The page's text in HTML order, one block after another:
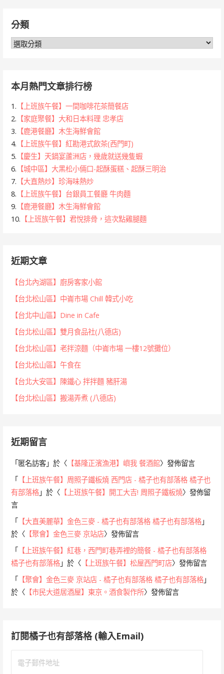
字:分類
分
本月熱門文章排行榜
1. 【上班族午餐】一間咖啡花茶簡餐店
2. 【家庭聚餐】大和日本料理 忠孝店
3. 【鹿港餐廳】木生海鮮會館
4. 【上班族午餐】紅勘港式飲茶(西門町)
5. 【慶生】天鍋宴蘆洲店，幾歲就送幾隻蝦
6. 【城中區】大黑松小倆口-起酥蛋糕、起酥三明治
7. 【大直熱炒】珍海味熱炒
8. 【上班族午餐】台銀員工餐廳 牛肉麵
9. 【鹿港餐廳】木生海鮮會館
10. 【上班族午餐】君悅排骨，這次點雞腿麵
近期文章
【台北內湖區】廚房客家小館
【台北松山區】中崙市場 Chill 韓式小吃
【台北中山區】Dine in Cafe
【台北松山區】雙月食品社(八德店)
【台北松山區】老拌涼麵（中崙市場 一樓12號攤位）
【台北松山區】午食在
【台北大安區】陳鐵心 拌拌麵 豬肝湯
【台北松山區】搬湯弄煮 (八德店)
近期留言
「匿名訪客 」於〈 【基隆正濱漁港】嶼我 餐酒館〉發佈留言
「 【上班族午餐】周照子鐵板燒 西門店 - 橘子也有部落格 橘子也
有部落格 」於〈 【上班族午餐】開工大吉! 周照子鐵板燒〉發佈留
言
「 【大直美麗華】金色三麥 - 橘子也有部落格 橘子也有部落格 」
於〈 【聚會】金色三麥 京站店〉發佈留言
「 【上班族午餐】紅巷，西門町巷弄裡的簡餐 - 橘子也有部落格
橘子也有部落格 」於〈 【上班族午餐】松屋西門町店〉發佈留言
「 【聚會】金色三麥 京站店 - 橘子也有部落格 橘子也有部落格 」
於〈 【市民大道居酒屋】東京。酒食製作所〉發佈留言
訂閱橘子也有部落格 (輸入Email)